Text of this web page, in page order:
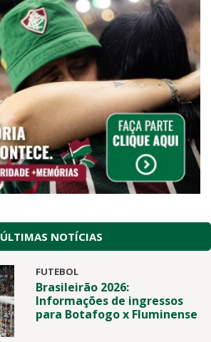
ÚLTIMAS NOTÍCIAS
FUTEBOL
Brasileirão 2026:
Informações de ingressos
para Botafogo x Fluminense